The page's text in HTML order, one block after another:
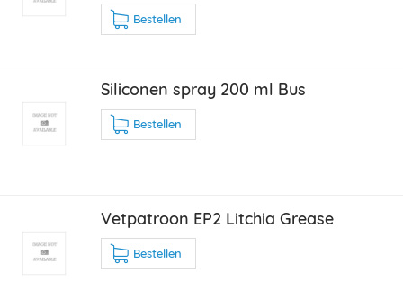
Bestellen
Siliconen spray 200 ml Bus
Bestellen
Vetpatroon EP2 Litchia Grease
Bestellen